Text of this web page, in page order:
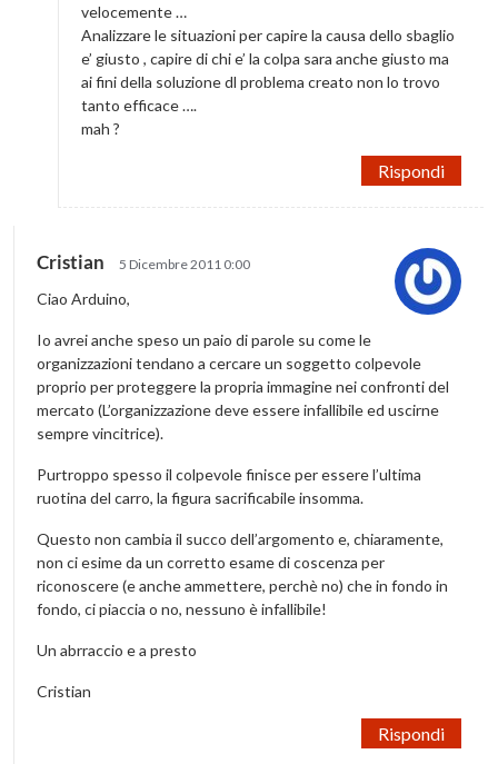
velocemente …
Analizzare le situazioni per capire la causa dello sbaglio
e’ giusto , capire di chi e’ la colpa sara anche giusto ma
ai fini della soluzione dl problema creato non lo trovo
tanto efficace ….
mah ?
Rispondi
Cristian 5 Dicembre 2011 0:00
Ciao Arduino,
Io avrei anche speso un paio di parole su come le
organizzazioni tendano a cercare un soggetto colpevole
proprio per proteggere la propria immagine nei confronti del
mercato (L’organizzazione deve essere infallibile ed uscirne
sempre vincitrice).
Purtroppo spesso il colpevole finisce per essere l’ultima
ruotina del carro, la figura sacrificabile insomma.
Questo non cambia il succo dell’argomento e, chiaramente,
non ci esime da un corretto esame di coscenza per
riconoscere (e anche ammettere, perchè no) che in fondo in
fondo, ci piaccia o no, nessuno è infallibile!
Un abrraccio e a presto
Cristian
Rispondi